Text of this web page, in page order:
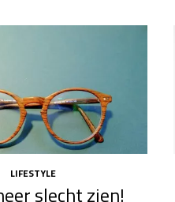
LIFESTYLE
slecht zien!